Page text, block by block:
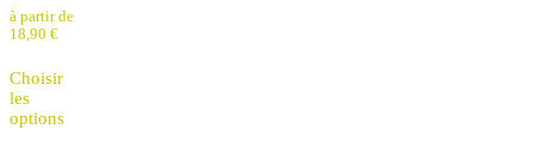
à partir de
18,90 €
Choisir
les
options